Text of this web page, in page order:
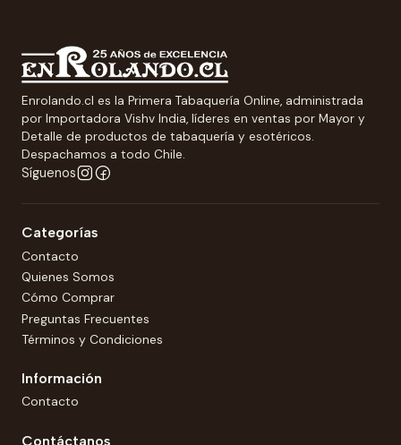
Enrolando.cl es la Primera Tabaquería Online, administrada
por Importadora Vishv India, líderes en ventas por Mayor y
Detalle de productos de tabaquería y esotéricos.
Despachamos a todo Chile.
Síguenos
Categorías
Contacto
Quienes Somos
Cómo Comprar
Preguntas Frecuentes
Términos y Condiciones
Información
Contacto
Contáctanos